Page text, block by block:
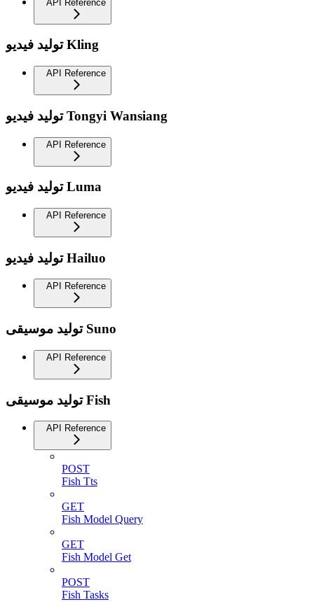
API Reference
توليد فيديو Kling
API Reference
توليد فيديو Tongyi Wansiang
API Reference
توليد فيديو Luma
API Reference
توليد فيديو Hailuo
API Reference
توليد موسيقى Suno
API Reference
توليد موسيقى Fish
API Reference
POST
Fish Tts
GET
Fish Model Query
GET
Fish Model Get
POST
Fish Tasks